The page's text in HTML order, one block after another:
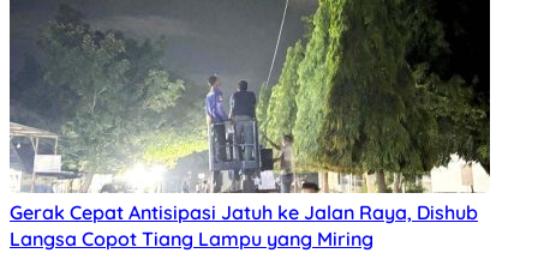
Gerak Cepat Antisipasi Jatuh ke Jalan Raya, Dishub
Langsa Copot Tiang Lampu yang Miring